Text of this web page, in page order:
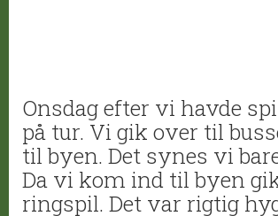
Onsdag efter vi havde
på tur. Vi gik over til
til byen. Det synes vi
Da vi kom ind til byen
ringspil. Det var rigtig